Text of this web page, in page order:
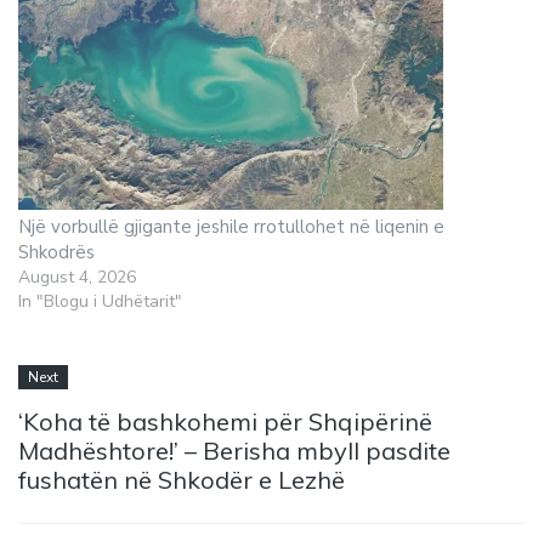
Një vorbullë gjigante jeshile rrotullohet në liqenin e
Shkodrës
August 4, 2026
In "Blogu i Udhëtarit"
Next
‘Koha të bashkohemi për Shqipërinë
Madhështore!’ – Berisha mbyll pasdite
fushatën në Shkodër e Lezhë